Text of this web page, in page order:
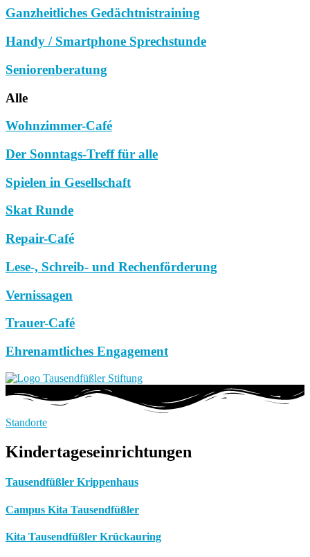
Ganzheitliches Gedächtnistraining
Handy / Smartphone Sprechstunde
Seniorenberatung
Alle
Wohnzimmer-Café
Der Sonntags-Treff für alle
Spielen in Gesellschaft
Skat Runde
Repair-Café
Lese-, Schreib- und Rechenförderung
Vernissagen
Trauer-Café
Ehrenamtliches Engagement
Standorte
Kindertageseinrichtungen
Tausendfüßler Krippenhaus
Campus Kita Tausendfüßler
Kita Tausendfüßler Krückauring